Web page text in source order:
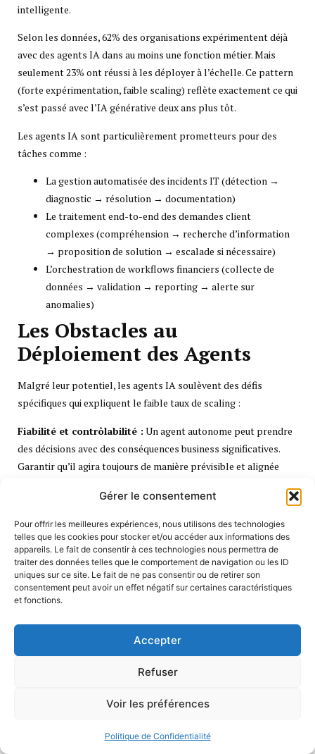
Gérer le consentement
Pour offrir les meilleures expériences, nous utilisons des technologies
telles que les cookies pour stocker et/ou accéder aux informations des
appareils. Le fait de consentir à ces technologies nous permettra de
traiter des données telles que le comportement de navigation ou les ID
uniques sur ce site. Le fait de ne pas consentir ou de retirer son
consentement peut avoir un effet négatif sur certaines caractéristiques
et fonctions.
Accepter
Refuser
Voir les préférences
Politique de Confidentialité
intelligente.
Selon les données, 62% des organisations expérimentent déjà
avec des agents IA dans au moins une fonction métier. Mais
seulement 23% ont réussi à les déployer à l’échelle. Ce pattern
(forte expérimentation, faible scaling) reflète exactement ce qui
s’est passé avec l’IA générative deux ans plus tôt.
Les agents IA sont particulièrement prometteurs pour des
tâches comme :
La gestion automatisée des incidents IT (détection →
diagnostic → résolution → documentation)
Le traitement end-to-end des demandes client
complexes (compréhension → recherche d’information
→ proposition de solution → escalade si nécessaire)
L’orchestration de workflows financiers (collecte de
données → validation → reporting → alerte sur
anomalies)
Les Obstacles au
Déploiement des Agents
Malgré leur potentiel, les agents IA soulèvent des défis
spécifiques qui expliquent le faible taux de scaling :
Fiabilité et contrôlabilité : Un agent autonome peut prendre
des décisions avec des conséquences business significatives.
Garantir qu’il agira toujours de manière prévisible et alignée
contestable, il est crucial de pouvoir retracer son
raisonnement. Les architectures actuelles rendent cette
transparence difficile.
Intégration systémique :Les agents doivent interagir avec de
documentés et non conçus pour des interactions automatisées
Les organisations qui réussiront à surmonter ces obstacles en
Mais le chemin est semé d’embûches techniques et